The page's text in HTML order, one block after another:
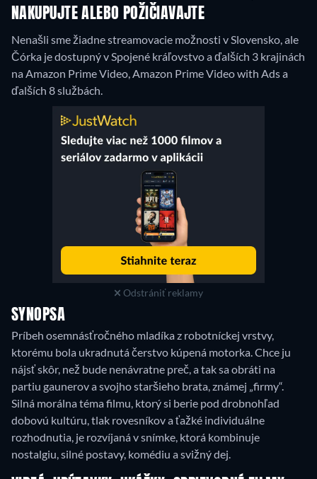
NAKUPUJTE ALEBO POŽIČIAVAJTE
Nenašli sme žiadne streamovacie možnosti v Slovensko, ale
Čórka je dostupný v Spojené kráľovstvo a ďalších 3 krajinách
na Amazon Prime Video, Amazon Prime Video with Ads a
ďalších 8 službách.
Odstrániť reklamy
SYNOPSA
Príbeh osemnásťročného mladíka z robotníckej vrstvy,
ktorému bola ukradnutá čerstvo kúpená motorka. Chce ju
nájsť skôr, než bude nenávratne preč, a tak sa obráti na
partiu gaunerov a svojho staršieho brata, známej „firmy“.
Silná morálna téma filmu, ktorý si berie pod drobnohľad
dobovú kultúru, tlak rovesníkov a ťažké individuálne
rozhodnutia, je rozvíjaná v snímke, ktorá kombinuje
nostalgiu, silné postavy, komédiu a svižný dej.